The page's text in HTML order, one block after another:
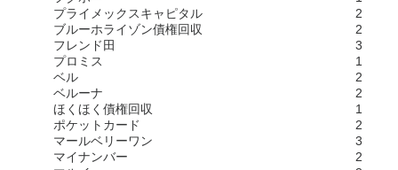
プライメックスキャピタル
2
ブルーホライゾン債権回収
2
フレンド田
3
プロミス
1
ベル
2
ベルーナ
2
ほくほく債権回収
1
ポケットカード
2
マールベリーワン
3
マイナンバー
2